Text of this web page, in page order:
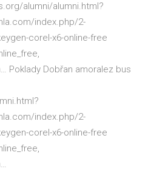
alumni/alumni.html?
index.php/2-
corel-x6-online-free
Poklady Dobřan amoralez bus
index.php/2-
corel-x6-online-free